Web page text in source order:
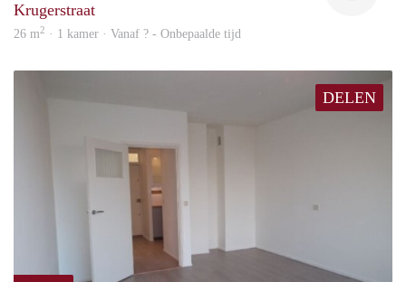
Krugerstraat
26 m2 · 1 kamer · Vanaf ? - Onbepaalde tijd
DELEN